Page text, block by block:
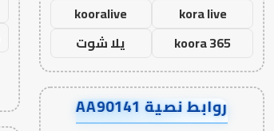
kora live
kooralive
koora 365
يلا شوت
روابط نصية AA90141